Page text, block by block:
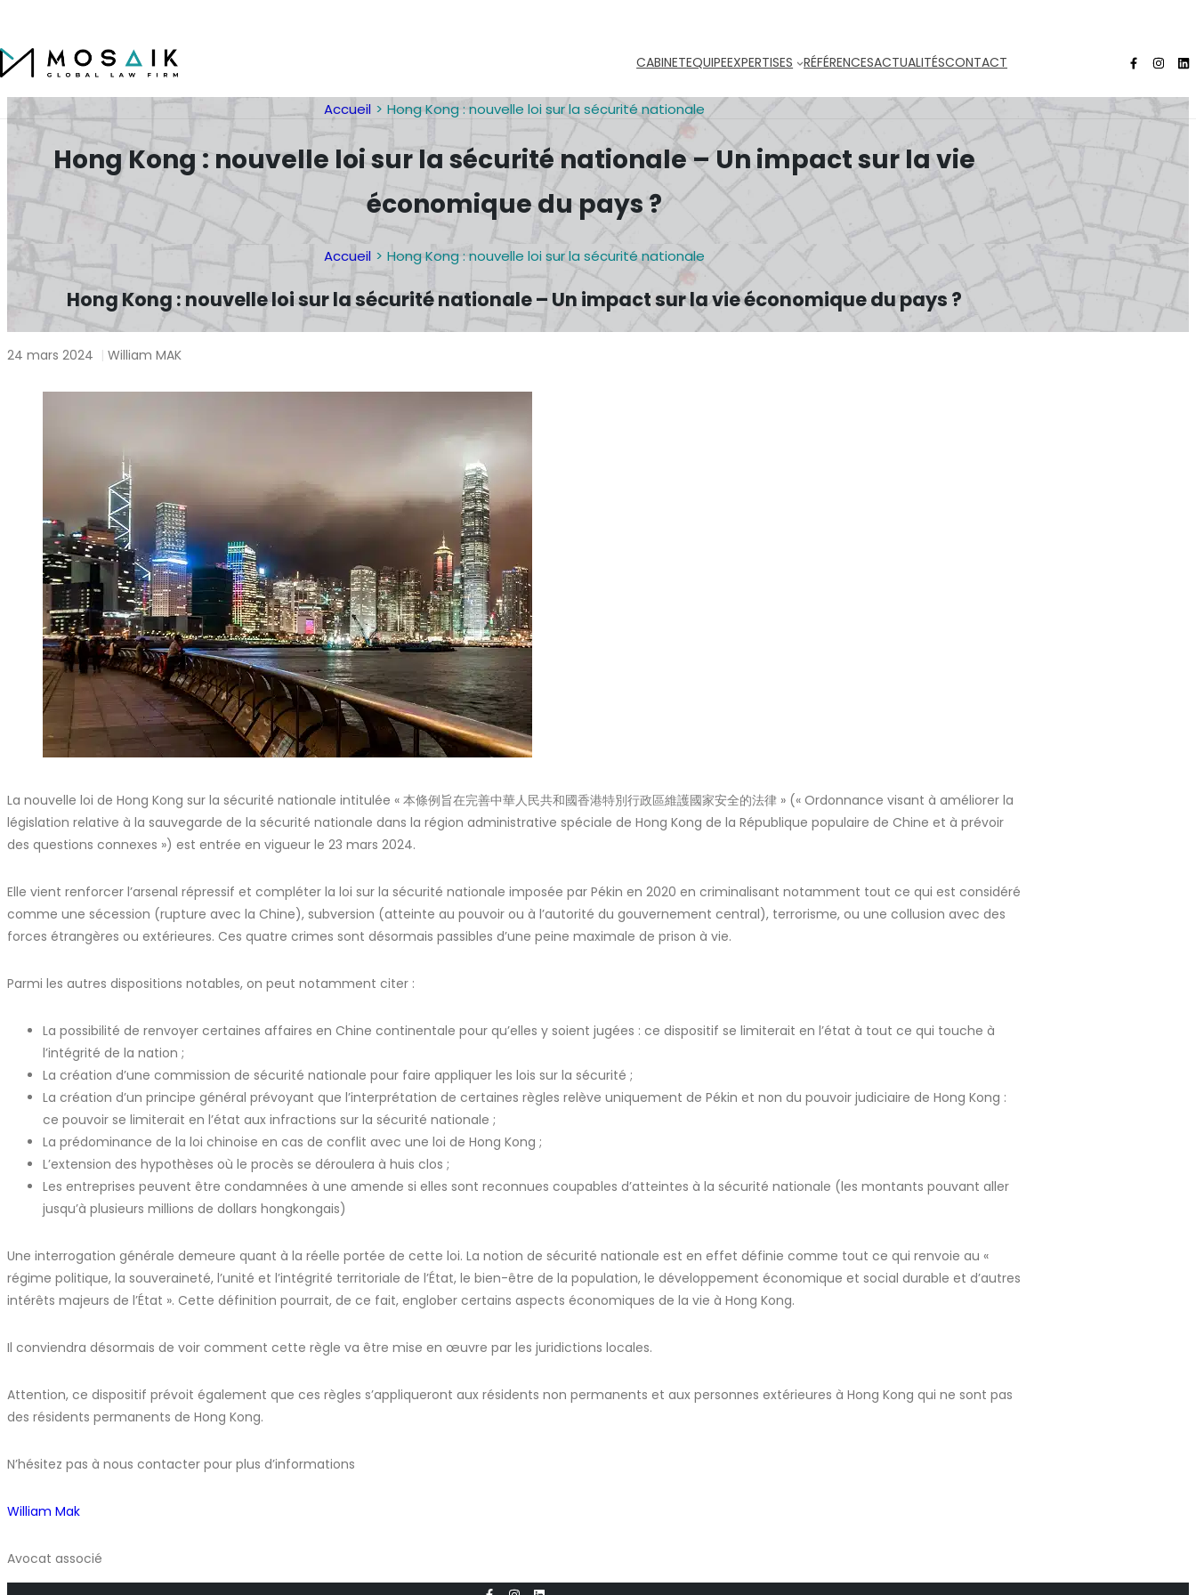
CABINETEQUIPEEXPERTISES RÉFÉRENCESACTUALITÉSCONTACT
Accueil Hong Kong : nouvelle loi sur la sécurité nationale
Hong Kong : nouvelle loi sur la sécurité nationale – Un impact sur la vie
économique du pays ?
Accueil Hong Kong : nouvelle loi sur la sécurité nationale
Hong Kong : nouvelle loi sur la sécurité nationale – Un impact sur la vie économique du pays ?
24 mars 2024 | William MAK
La nouvelle loi de Hong Kong sur la sécurité nationale intitulée « 本條例旨在完善中華人民共和國香港特別行政區維護國家安全的法律 » (« Ordonnance visant à améliorer la
législation relative à la sauvegarde de la sécurité nationale dans la région administrative spéciale de Hong Kong de la République populaire de Chine et à prévoir
des questions connexes ») est entrée en vigueur le 23 mars 2024.
Elle vient renforcer l’arsenal répressif et compléter la loi sur la sécurité nationale imposée par Pékin en 2020 en criminalisant notamment tout ce qui est considéré
comme une sécession (rupture avec la Chine), subversion (atteinte au pouvoir ou à l’autorité du gouvernement central), terrorisme, ou une collusion avec des
forces étrangères ou extérieures. Ces quatre crimes sont désormais passibles d’une peine maximale de prison à vie.
Parmi les autres dispositions notables, on peut notamment citer :
La possibilité de renvoyer certaines affaires en Chine continentale pour qu’elles y soient jugées : ce dispositif se limiterait en l’état à tout ce qui touche à
l’intégrité de la nation ;
La création d’une commission de sécurité nationale pour faire appliquer les lois sur la sécurité ;
La création d’un principe général prévoyant que l’interprétation de certaines règles relève uniquement de Pékin et non du pouvoir judiciaire de Hong Kong :
ce pouvoir se limiterait en l’état aux infractions sur la sécurité nationale ;
La prédominance de la loi chinoise en cas de conflit avec une loi de Hong Kong ;
L’extension des hypothèses où le procès se déroulera à huis clos ;
Les entreprises peuvent être condamnées à une amende si elles sont reconnues coupables d’atteintes à la sécurité nationale (les montants pouvant aller
jusqu’à plusieurs millions de dollars hongkongais)
Une interrogation générale demeure quant à la réelle portée de cette loi. La notion de sécurité nationale est en effet définie comme tout ce qui renvoie au «
régime politique, la souveraineté, l’unité et l’intégrité territoriale de l’État, le bien-être de la population, le développement économique et social durable et d’autres
intérêts majeurs de l’État ». Cette définition pourrait, de ce fait, englober certains aspects économiques de la vie à Hong Kong.
Il conviendra désormais de voir comment cette règle va être mise en œuvre par les juridictions locales.
Attention, ce dispositif prévoit également que ces règles s’appliqueront aux résidents non permanents et aux personnes extérieures à Hong Kong qui ne sont pas
des résidents permanents de Hong Kong.
N’hésitez pas à nous contacter pour plus d’informations
William Mak
Avocat associé